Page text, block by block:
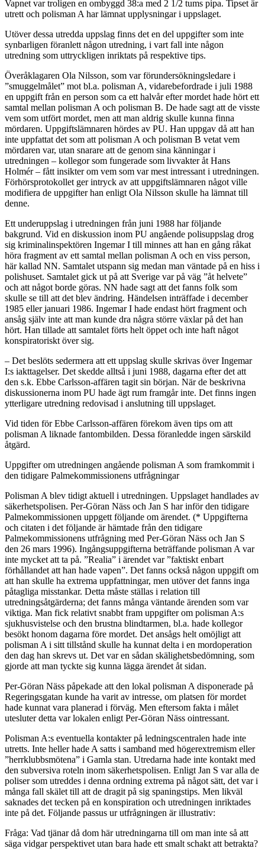
Vapnet var troligen en ombyggd 38:a med 2 1/2 tums pipa. Tipset är
utrett och polisman A har lämnat upplysningar i uppslaget.
Utöver dessa utredda uppslag finns det en del uppgifter som inte
synbarligen föranlett någon utredning, i vart fall inte någon
utredning som uttryckligen inriktats på respektive tips.
Överåklagaren Ola Nilsson, som var förundersökningsledare i
”smuggelmålet” mot bl.a. polisman A, vidarebefordrade i juli 1988
en uppgift från en person som ca ett halvår efter mordet hade hört ett
samtal mellan polisman A och polisman B. De hade sagt att de visste
vem som utfört mordet, men att man aldrig skulle kunna finna
mördaren. Uppgiftslämnaren hördes av PU. Han uppgav då att han
inte uppfattat det som att polisman A och polisman B vetat vem
mördaren var, utan snarare att de genom sina känningar i
utredningen – kollegor som fungerade som livvakter åt Hans
Holmér – fått insikter om vem som var mest intressant i utredningen.
Förhörsprotokollet ger intryck av att uppgiftslämnaren något ville
modifiera de uppgifter han enligt Ola Nilsson skulle ha lämnat till
denne.
Ett underuppslag i utredningen från juni 1988 har följande
bakgrund. Vid en diskussion inom PU angående polisuppslag drog
sig kriminalinspektören Ingemar I till minnes att han en gång råkat
höra fragment av ett samtal mellan polisman A och en viss person,
här kallad NN. Samtalet utspann sig medan man väntade på en hiss i
polishuset. Samtalet gick ut på att Sverige var på väg ”åt helvete”
och att något borde göras. NN hade sagt att det fanns folk som
skulle se till att det blev ändring. Händelsen inträffade i december
1985 eller januari 1986. Ingemar I hade endast hört fragment och
ansåg själv inte att man kunde dra några större växlar på det han
hört. Han tillade att samtalet förts helt öppet och inte haft något
konspiratoriskt över sig.
– Det beslöts sedermera att ett uppslag skulle skrivas över Ingemar
I:s iakttagelser. Det skedde alltså i juni 1988, dagarna efter det att
den s.k. Ebbe Carlsson-affären tagit sin början. När de beskrivna
diskussionerna inom PU hade ägt rum framgår inte. Det finns ingen
ytterligare utredning redovisad i anslutning till uppslaget.
Vid tiden för Ebbe Carlsson-affären förekom även tips om att
polisman A liknade fantombilden. Dessa föranledde ingen särskild
åtgärd.
Uppgifter om utredningen angående polisman A som framkommit i
den tidigare Palmekommissionens utfrågningar
Polisman A blev tidigt aktuell i utredningen. Uppslaget handlades av
säkerhetspolisen. Per-Göran Näss och Jan S har inför den tidigare
Palmekommissionen uppgett följande om ärendet. (* Uppgifterna
och citaten i det följande är hämtade från den tidigare
Palmekommissionens utfrågning med Per-Göran Näss och Jan S
den 26 mars 1996). Ingångsuppgifterna beträffande polisman A var
inte mycket att ta på. ”Realia” i ärendet var ”faktiskt enbart
förhållandet att han hade vapen”. Det fanns också någon uppgift om
att han skulle ha extrema uppfattningar, men utöver det fanns inga
påtagliga misstankar. Detta måste ställas i relation till
utredningsåtgärderna; det fanns många väntande ärenden som var
viktiga. Man fick relativt snabbt fram uppgifter om polisman A:s
sjukhusvistelse och den brustna blindtarmen, bl.a. hade kollegor
besökt honom dagarna före mordet. Det ansågs helt omöjligt att
polisman A i sitt tillstånd skulle ha kunnat delta i en mordoperation
den dag han skrevs ut. Det var en sådan skälighetsbedömning, som
gjorde att man tyckte sig kunna lägga ärendet åt sidan.
Per-Göran Näss påpekade att den lokal polisman A disponerade på
Regeringsgatan kunde ha varit av intresse, om platsen för mordet
hade kunnat vara planerad i förväg. Men eftersom fakta i målet
utesluter detta var lokalen enligt Per-Göran Näss ointressant.
Polisman A:s eventuella kontakter på ledningscentralen hade inte
utretts. Inte heller hade A satts i samband med högerextremism eller
”herrklubbsmötena” i Gamla stan. Utredarna hade inte kontakt med
den subversiva roteln inom säkerhetspolisen. Enligt Jan S var alla de
poliser som utreddes i denna ordning extrema på något sätt, det var i
många fall skälet till att de dragit på sig spaningstips. Men likväl
saknades det tecken på en konspiration och utredningen inriktades
inte på det. Följande passus ur utfrågningen är illustrativ:
Fråga: Vad tjänar då dom här utredningarna till om man inte så att
säga vidgar perspektivet utan bara hade ett smalt schakt att betrakta?